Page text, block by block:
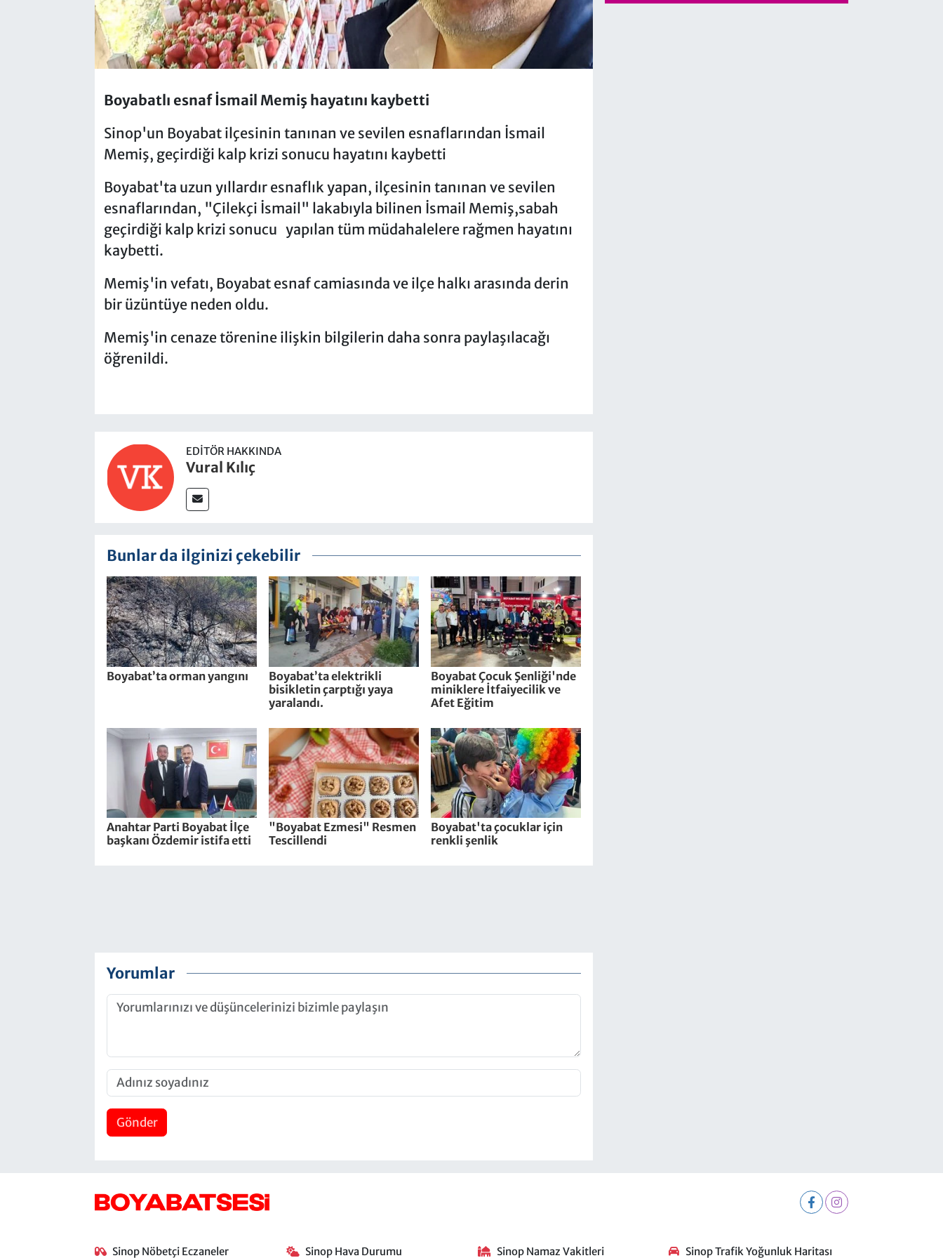
Boyabatlı esnaf İsmail Memiş hayatını kaybetti
Sinop'un Boyabat ilçesinin tanınan ve sevilen esnaflarından İsmail
Memiş, geçirdiği kalp krizi sonucu hayatını kaybetti
Boyabat'ta uzun yıllardır esnaflık yapan, ilçesinin tanınan ve sevilen
esnaflarından, "Çilekçi İsmail" lakabıyla bilinen İsmail Memiş,sabah
geçirdiği kalp krizi sonucu yapılan tüm müdahalelere rağmen hayatını
kaybetti.
Memiş'in vefatı, Boyabat esnaf camiasında ve ilçe halkı arasında derin
bir üzüntüye neden oldu.
Memiş'in cenaze törenine ilişkin bilgilerin daha sonra paylaşılacağı
öğrenildi.
EDITÖR HAKKINDA
Vural Kılıç
Bunlar da ilginizi çekebilir
Boyabat’ta orman yangını
Boyabat’ta elektrikli
bisikletin çarptığı yaya
yaralandı.
Boyabat Çocuk Şenliği'nde
miniklere İtfaiyecilik ve
Afet Eğitim
Anahtar Parti Boyabat İlçe
başkanı Özdemir istifa etti
"Boyabat Ezmesi" Resmen
Tescillendi
Boyabat'ta çocuklar için
renkli şenlik
Yorumlar
Gönder
Sinop Nöbetçi Eczaneler Sinop Hava Durumu Sinop Namaz Vakitleri Sinop Trafik Yoğunluk Haritası